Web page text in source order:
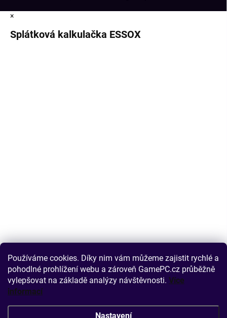
Používáme cookies. Díky nim vám můžeme zajistit rychlé a
pohodlné prohlížení webu a zároveň GamePC.cz průběžně
vylepšovat na základě analýzy návštěvnosti. Více
informací
Nastavení
×
Splátková kalkulačka ESSOX